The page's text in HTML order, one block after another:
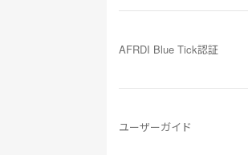
AFRDI Blue Tick認証
ユーザーガイド